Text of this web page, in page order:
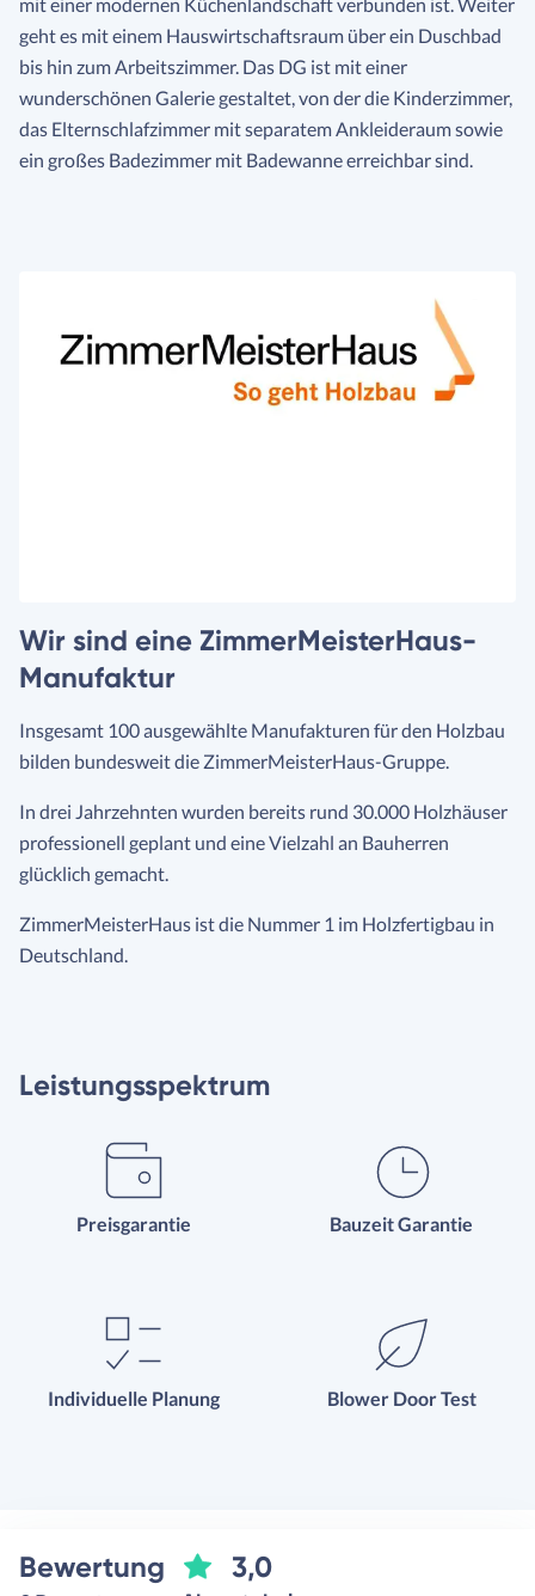
geht es mit einem Hauswirtschaftsraum über ein Duschbad
bis hin zum Arbeitszimmer. Das DG ist mit einer
wunderschönen Galerie gestaltet, von der die Kinderzimmer,
das Elternschlafzimmer mit separatem Ankleideraum sowie
ein großes Badezimmer mit Badewanne erreichbar sind.
Wir sind eine ZimmerMeisterHaus-
Manufaktur
Insgesamt 100 ausgewählte Manufakturen für den Holzbau
bilden bundesweit die ZimmerMeisterHaus-Gruppe.
In drei Jahrzehnten wurden bereits rund 30.000 Holzhäuser
professionell geplant und eine Vielzahl an Bauherren
glücklich gemacht.
ZimmerMeisterHaus ist die Nummer 1 im Holzfertigbau in
Deutschland.
Leistungsspektrum
Preisgarantie Bauzeit Garantie
Individuelle Planung Blower Door Test
Bewertung 3,0